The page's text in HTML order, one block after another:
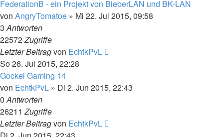
FederationB - ein Projekt von BieberLAN und BK-LAN
von AngryTomatoe » Mi 22. Jul 2015, 09:58
3Antworten
22572Zugriffe
Letzter Beitragvon EchtkPvL
So 26. Jul 2015, 22:28
Gockel Gaming 14
von EchtkPvL » Di 2. Jun 2015, 22:43
0Antworten
26211Zugriffe
Letzter Beitragvon EchtkPvL